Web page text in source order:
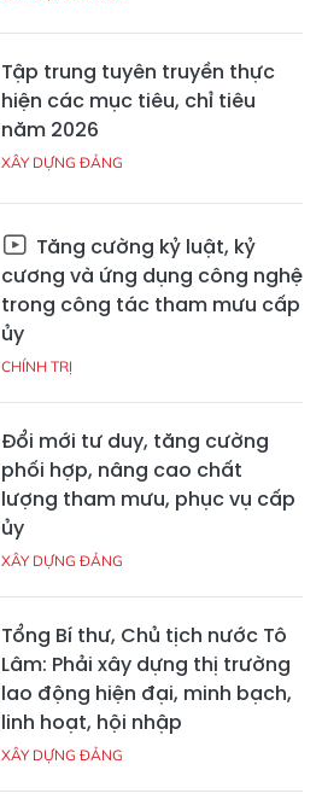
Tập trung tuyên truyền thực
hiện các mục tiêu, chỉ tiêu
năm 2026
XÂY DỰNG ĐẢNG
Tăng cường kỷ luật, kỷ
cương và ứng dụng công nghệ
trong công tác tham mưu cấp
ủy
CHÍNH TRỊ
Đổi mới tư duy, tăng cường
phối hợp, nâng cao chất
lượng tham mưu, phục vụ cấp
ủy
XÂY DỰNG ĐẢNG
Tổng Bí thư, Chủ tịch nước Tô
Lâm: Phải xây dựng thị trường
lao động hiện đại, minh bạch,
linh hoạt, hội nhập
XÂY DỰNG ĐẢNG